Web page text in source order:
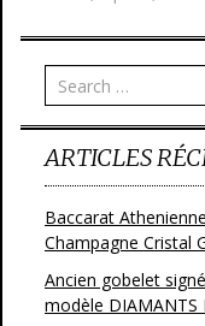
ARTICLES
Baccarat
Champagne Cristal
Ancien gobelet
modèle DIAMANTS